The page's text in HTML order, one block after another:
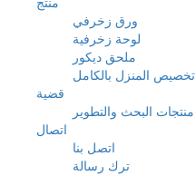
ورق زخرفي
لوحة زخرفية
ملحق ديكور
تخصيص المنزل بالكامل
قضية
منتجات البحث والتطوير
اتصال
اتصل بنا
ترك رسالة